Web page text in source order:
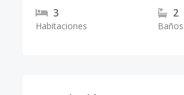
3
Habitaciones
2
Baños